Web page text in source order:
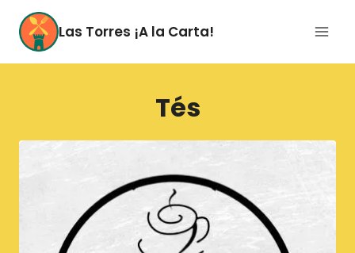
Saltar
contenido
Las Torres ¡A la Carta!
Tés